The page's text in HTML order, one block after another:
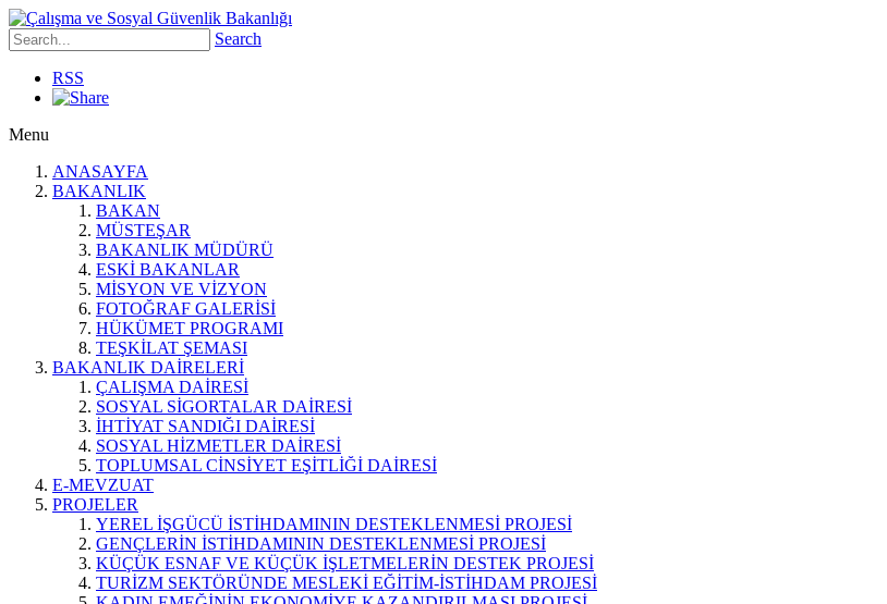
Search
RSS
Menu
ANASAYFA
BAKANLIK
BAKAN
MÜSTEŞAR
BAKANLIK MÜDÜRÜ
ESKİ BAKANLAR
MİSYON VE VİZYON
FOTOĞRAF GALERİSİ
HÜKÜMET PROGRAMI
TEŞKİLAT ŞEMASI
BAKANLIK DAİRELERİ
ÇALIŞMA DAİRESİ
SOSYAL SİGORTALAR DAİRESİ
İHTİYAT SANDIĞI DAİRESİ
SOSYAL HİZMETLER DAİRESİ
TOPLUMSAL CİNSİYET EŞİTLİĞİ DAİRESİ
E-MEVZUAT
PROJELER
YEREL İŞGÜCÜ İSTİHDAMININ DESTEKLENMESİ PROJESİ
GENÇLERİN İSTİHDAMININ DESTEKLENMESİ PROJESİ
KÜÇÜK ESNAF VE KÜÇÜK İŞLETMELERİN DESTEK PROJESİ
TURİZM SEKTÖRÜNDE MESLEKİ EĞİTİM-İSTİHDAM PROJESİ